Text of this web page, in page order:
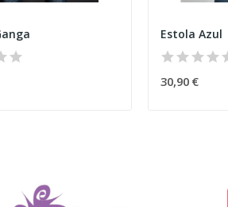
Estola Azul
30,90 €